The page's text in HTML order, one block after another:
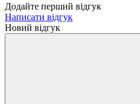
Додайте перший відгук
Написати відгук
Новий відгук